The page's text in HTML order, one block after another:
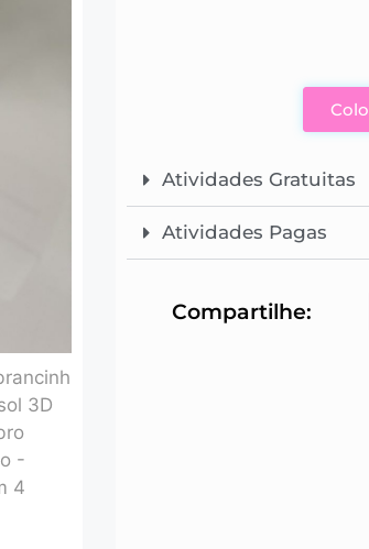
Atividades Gratuitas
Atividades Pagas
Compartilhe: